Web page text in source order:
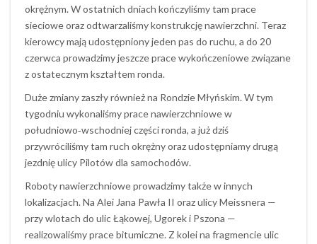
okrężnym. W ostatnich dniach kończyliśmy tam prace
sieciowe oraz odtwarzaliśmy konstrukcję nawierzchni. Teraz
kierowcy mają udostępniony jeden pas do ruchu, a do 20
czerwca prowadzimy jeszcze prace wykończeniowe związane
z ostatecznym kształtem ronda.
Duże zmiany zaszły również na Rondzie Młyńskim. W tym
tygodniu wykonaliśmy prace nawierzchniowe w
południowo‑wschodniej części ronda, a już dziś
przywróciliśmy tam ruch okrężny oraz udostępniamy drugą
jezdnię ulicy Pilotów dla samochodów.
Roboty nawierzchniowe prowadzimy także w innych
lokalizacjach. Na Alei Jana Pawła II oraz ulicy Meissnera —
przy wlotach do ulic Łąkowej, Ugorek i Pszona —
realizowaliśmy prace bitumiczne. Z kolei na fragmencie ulic